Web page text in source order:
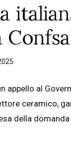
appello al
ceramico,
della